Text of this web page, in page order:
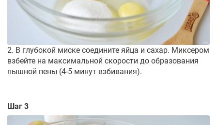
2. В глубокой миске соедините яйца и сахар. Миксером
взбейте на максимальной скорости до образования
пышной пены (4-5 минут взбивания).
Шаг 3